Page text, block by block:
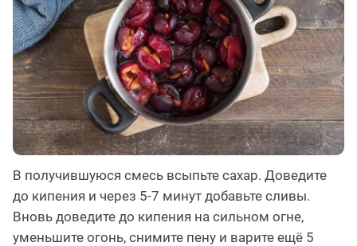
В получившуюся смесь всыпьте сахар. Доведите
до кипения и через 5-7 минут добавьте сливы.
Вновь доведите до кипения на сильном огне,
уменьшите огонь, снимите пену и варите ещё 5